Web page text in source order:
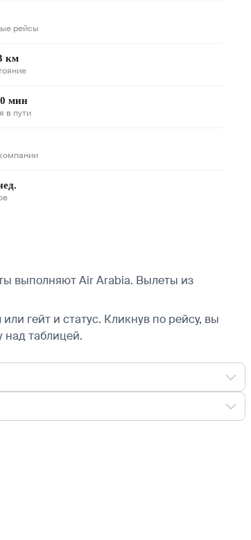
рейсы
км
мин
в пути
выполняют Air Arabia. Вылеты из
гейт и статус. Кликнув по рейсу, вы
над таблицей.